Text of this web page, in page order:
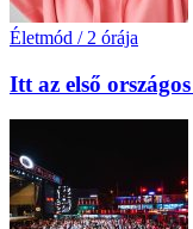
Életmód / 2 órája
Itt az első